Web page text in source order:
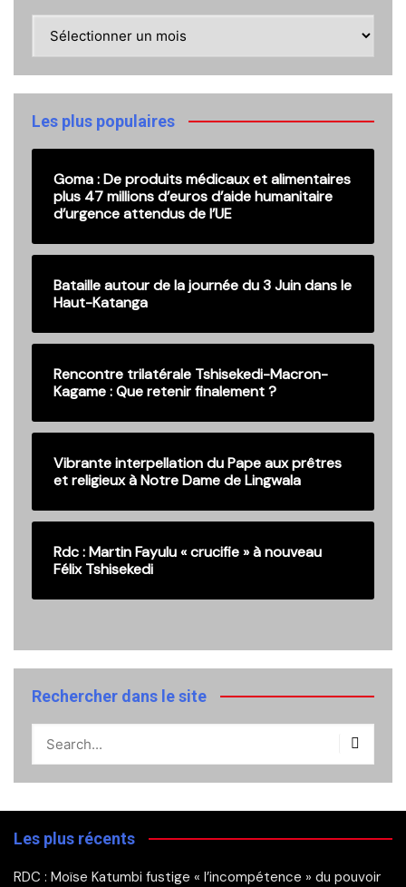
anciennes
publications
Les plus populaires
Goma : De produits médicaux et alimentaires
plus 47 millions d’euros d’aide humanitaire
d’urgence attendus de l’UE
Bataille autour de la journée du 3 Juin dans le
Haut-Katanga
Rencontre trilatérale Tshisekedi-Macron-
Kagame : Que retenir finalement ?
Vibrante interpellation du Pape aux prêtres
et religieux à Notre Dame de Lingwala
Rdc : Martin Fayulu « crucifie » à nouveau
Félix Tshisekedi
Rechercher dans le site
Les plus récents
RDC : Moïse Katumbi fustige « l’incompétence » du pouvoir